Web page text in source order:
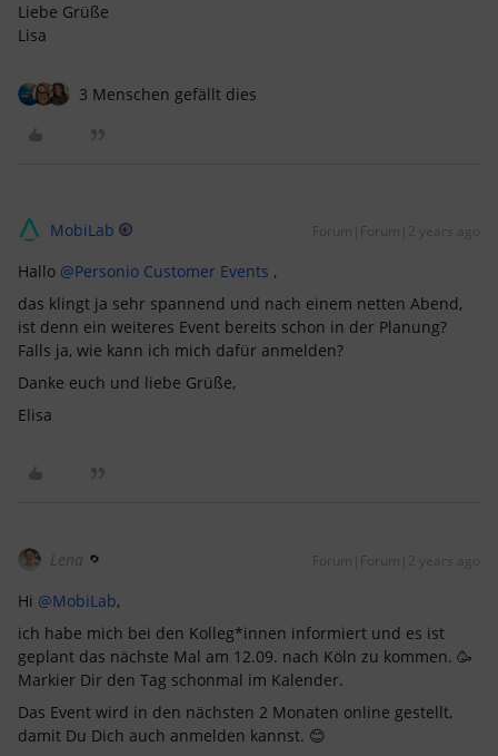
Liebe Grüße
Lisa
3 Menschen gefällt dies
MobiLab Forum|Forum|2 years ago
Hallo @Personio Customer Events ,
das klingt ja sehr spannend und nach einem netten Abend,
ist denn ein weiteres Event bereits schon in der Planung?
Falls ja, wie kann ich mich dafür anmelden?
Danke euch und liebe Grüße,
Elisa
Lena Forum|Forum|2 years ago
Hi @MobiLab,
ich habe mich bei den Kolleg*innen informiert und es ist
geplant das nächste Mal am 12.09. nach Köln zu kommen. 🥳
Markier Dir den Tag schonmal im Kalender.
Das Event wird in den nächsten 2 Monaten online gestellt,
damit Du Dich auch anmelden kannst. 😊